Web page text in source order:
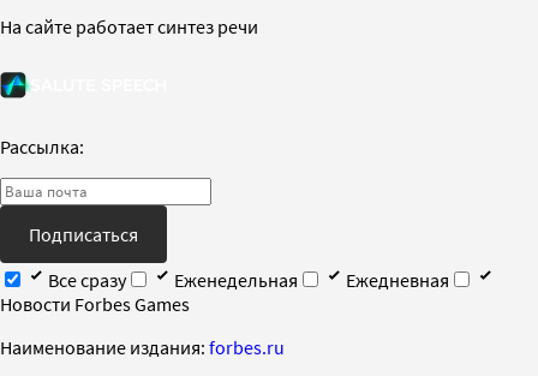
На сайте работает синтез речи
Рассылка:
Подписаться
Все сразу
Еженедельная
Ежедневная
Новости Forbes Games
Наименование издания: forbes.ru